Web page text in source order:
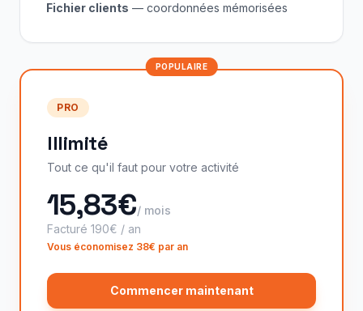
Fichier clients — coordonnées mémorisées
POPULAIRE
PRO
Illimité
Tout ce qu'il faut pour votre activité
15,83€/ mois
Facturé 190€ / an
Vous économisez 38€ par an
Commencer maintenant